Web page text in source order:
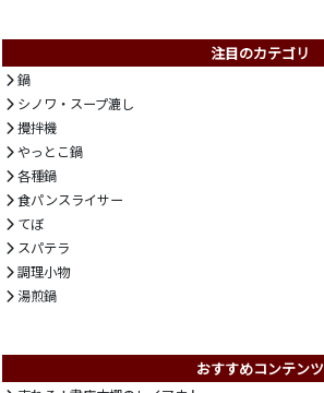
注目のカテゴリ
鍋
シノワ・スープ漉し
攪拌機
やっとこ鍋
各種鍋
食パンスライサー
てぼ
スパテラ
調理小物
湯煎鍋
おすすめコンテンツ